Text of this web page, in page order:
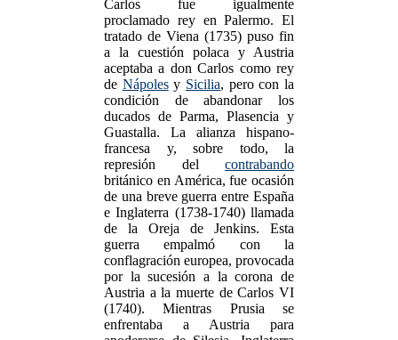
Carlos fue igualmente
proclamado rey en Palermo. El
tratado de Viena (1735) puso fin
a la cuestión polaca y Austria
aceptaba a don Carlos como rey
de Nápolesy Sicilia, pero con la
condición de abandonar los
ducados de Parma, Plasencia y
Guastalla. La alianza hispano-
francesa y, sobre todo, la
represión del contrabando
británico en América, fue ocasión
de una breve guerra entre España
e Inglaterra (1738-1740) llamada
de la Oreja de Jenkins. Esta
guerra empalmó con la
conflagración europea, provocada
por la sucesión a la corona de
Austria a la muerte de Carlos VI
(1740). Mientras Prusia se
enfrentaba a Austria para